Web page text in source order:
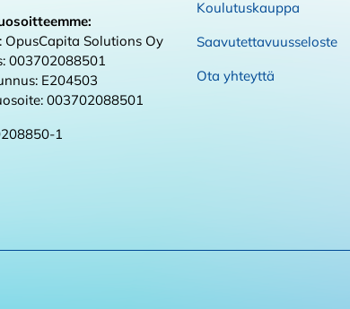
OpusCapita Solutions Oy
003702088501
E204503
003702088501
1
Koulutuskauppa
Saavutettavuusseloste
Ota yhteyttä